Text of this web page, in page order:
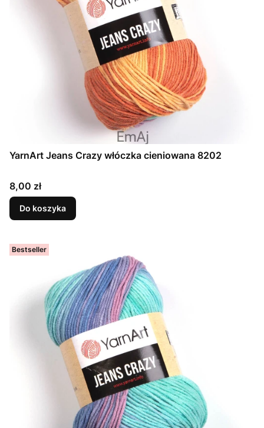
YarnArt Jeans Crazy włóczka cieniowana 8202
Cena
8,00 zł
Do koszyka
Bestseller